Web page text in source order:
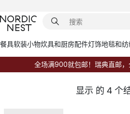
餐具软装小物炊具和厨房配件灯饰地毯和纺
全场满900就包邮！瑞典直邮，
显示 的 4 个